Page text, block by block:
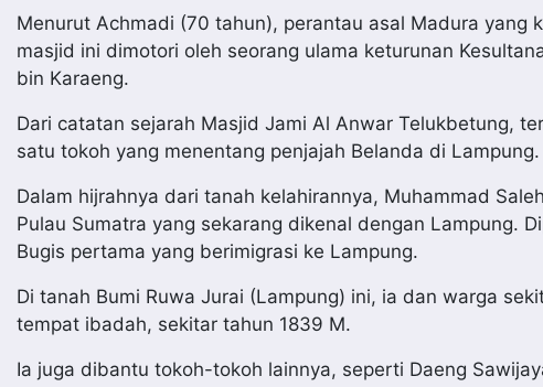
Menurut Achmadi (70 tahun), perantau asal Madura yang
masjid ini dimotori oleh seorang ulama keturunan
bin Karaeng.
Dari catatan sejarah Masjid Jami Al Anwar Telukbetung,
satu tokoh yang menentang penjajah Belanda di Lampung.
Dalam hijrahnya dari tanah kelahirannya, Muhammad
Pulau Sumatra yang sekarang dikenal dengan Lampung.
Bugis pertama yang berimigrasi ke Lampung.
Di tanah Bumi Ruwa Jurai (Lampung) ini, ia dan warga
tempat ibadah, sekitar tahun 1839 M.
Ia juga dibantu tokoh-tokoh lainnya, seperti Daeng